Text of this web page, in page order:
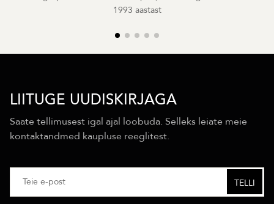
1993 aastast
LIITUGE UUDISKIRJAGA
Saate tellimusest igal ajal loobuda. Selleks leiate meie
kontaktandmed kaupluse reeglitest.